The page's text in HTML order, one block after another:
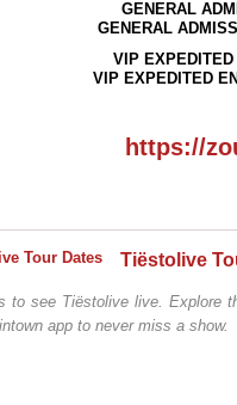
GENERAL
GENERAL
VIP
VIP EXPEDITED
https://
Tiëstolive
to see Tiëstolive live. Explore
app to never miss a show.